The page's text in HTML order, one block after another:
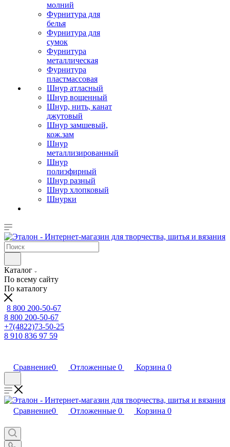
молний
Фурнитура для
белья
Фурнитура для
сумок
Фурнитура
металлическая
Фурнитура
пластмассовая
Шнур атласный
Шнур вощенный
Шнур, нить, канат
джутовый
Шнур замшевый,
кож.зам
Шнур
металлизированный
Шнур
полиэфирный
Шнур разный
Шнур хлопковый
Шнурки
Каталог
По всему сайту
По каталогу
8 800 200-50-67
8 800 200-50-67
+7(4822)73-50-25
8 910 836 97 59
Сравнение0 Отложенные 0 Корзина 0
Сравнение0 Отложенные 0 Корзина 0